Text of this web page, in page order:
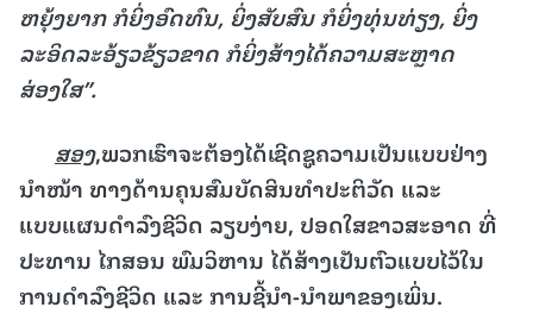
ຫຍຸ້ງຍາກ ກໍຍິ່ງອົດທົນ, ຍິ່ງສັບສົນ ກໍຍິ່ງທຸ່ນທ່ຽງ, ຍິ່ງ
ລະອິດລະອ້ຽວຂ້ຽວຂາດ ກໍຍິ່ງສ້າງໄດ້ຄວາມສະຫຼາດ
ສ່ອງໃສ”.
ສອງ,ພວກເຮົາຈະຕ້ອງໄດ້ເຊີດຊູຄວາມເປັນແບບຢ່າງ
ນໍາໜ້າ ທາງດ້ານຄຸນສົມບັດສິນທຳປະຕິວັດ ແລະ
ແບບແຜນດຳລົງຊີວິດ ລຽບງ່າຍ, ປອດໃສຂາວສະອາດ ທີ່
ປະທານ ໄກສອນ ພົມວິຫານ ໄດ້ສ້າງເປັນຕົວແບບໄວ້ໃນ
ການດຳລົງຊີວິດ ແລະ ການຊີ້ນຳ-ນຳພາຂອງເພິ່ນ.